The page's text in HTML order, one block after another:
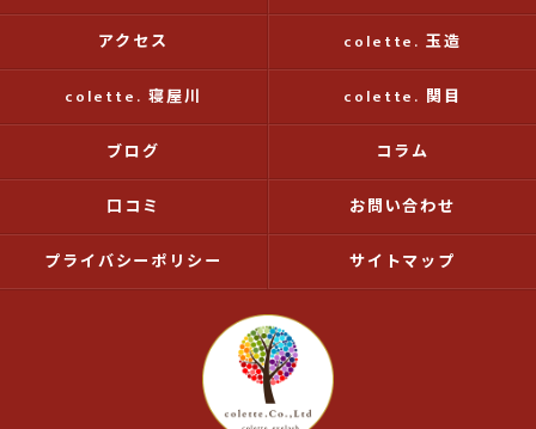
アクセス colette. 玉造
colette. 寝屋川 colette. 関目
ブログ コラム
口コミ お問い合わせ
プライバシーポリシー サイトマップ